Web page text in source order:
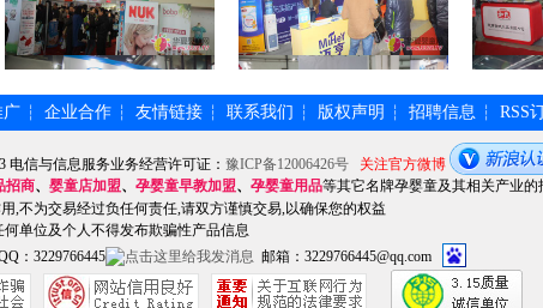
广 ┆ 企业合作 ┆ 友情链接 ┆ 联系我们 ┆ 版权声明 ┆ 招聘信息 ┆ RSS
电信与信息服务业务经营许可证： 豫ICP备12006426号
关注官方微博
招商、 婴童店加盟、 孕婴童早教加盟、 孕婴童用品等其它名牌孕婴童及其相关产业的
,不为交易经过负任何责任,请双方谨慎交易,以确保您的权益
何单位及个人不得发布欺骗性产品信息
：3229766445
邮箱：3229766445@qq.com